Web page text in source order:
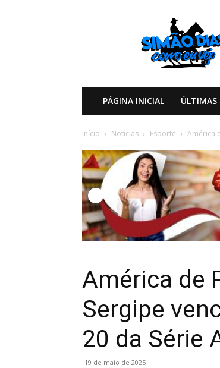
PÁGINA INICIAL ÚLTIMAS
Início Notícias Esporte América
América de
Sergipe
20 da Série
19 de maio de 2025